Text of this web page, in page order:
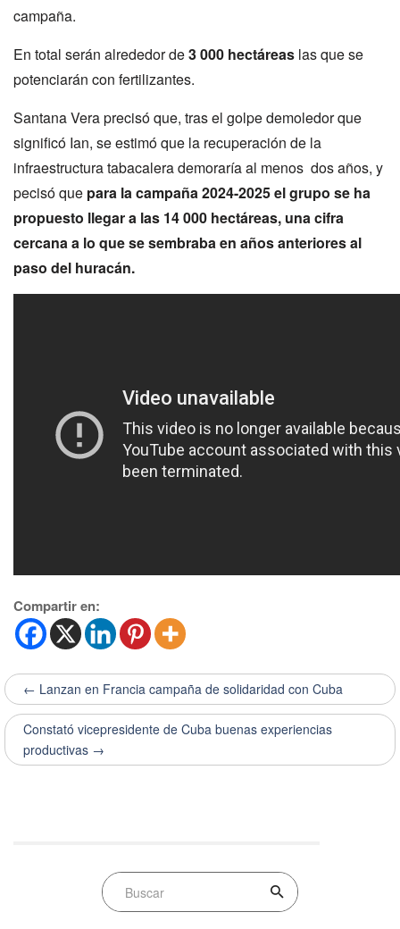
campaña.
En total serán alrededor de3 000 hectáreas las que se
potenciarán con fertilizantes.
Santana Vera precisó que, tras el golpe demoledor que
significó Ian, se estimó que la recuperación de la
infraestructura tabacalera demoraría al menos dos años, y
pecisó que para la campaña 2024-2025 el grupo se ha
propuesto llegar a las 14 000 hectáreas, una cifra
cercana a lo que se sembraba en años anteriores al
paso del huracán.
Compartir en:
← Lanzan en Francia campaña de solidaridad con Cuba
Constató vicepresidente de Cuba buenas experiencias
productivas →